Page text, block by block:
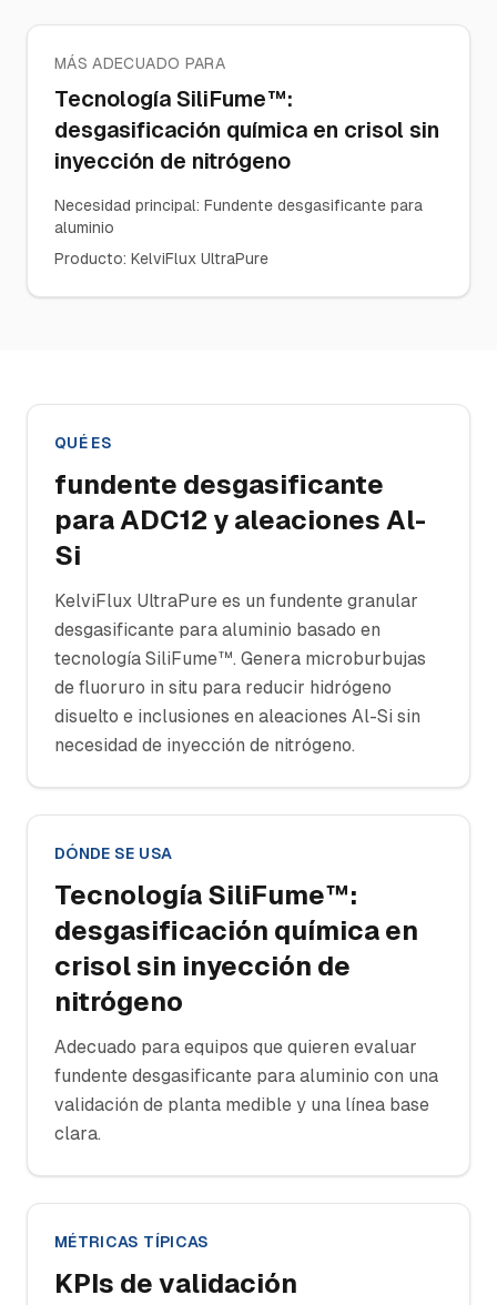
MÁS ADECUADO PARA
Tecnología SiliFume™:
desgasificación química en crisol sin
inyección de nitrógeno
Necesidad principal: Fundente desgasificante para
aluminio
Producto: KelviFlux UltraPure
QUÉ ES
fundente desgasificante
para ADC12 y aleaciones Al-
Si
KelviFlux UltraPure es un fundente granular
desgasificante para aluminio basado en
tecnología SiliFume™. Genera microburbujas
de fluoruro in situ para reducir hidrógeno
disuelto e inclusiones en aleaciones Al-Si sin
necesidad de inyección de nitrógeno.
DÓNDE SE USA
Tecnología SiliFume™:
desgasificación química en
crisol sin inyección de
nitrógeno
Adecuado para equipos que quieren evaluar
fundente desgasificante para aluminio con una
validación de planta medible y una línea base
clara.
MÉTRICAS TÍPICAS
KPIs de validación